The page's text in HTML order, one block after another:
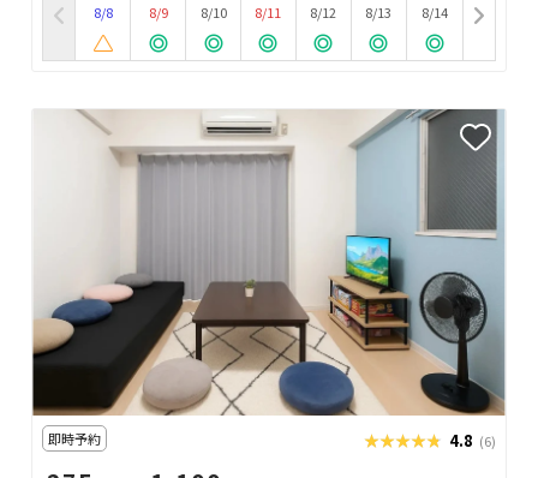
8/8
8/9
8/10
8/11
8/12
8/13
8/14
即時予約 ★★★★★
★★★★★ 4.8 (6)